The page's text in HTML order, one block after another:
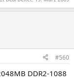
#560
DDR2-1088